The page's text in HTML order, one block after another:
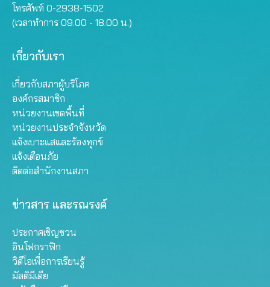
โทรศัพท์ 0-2938-1502
(เวลาทำการ 09.00 - 18.00 น.)
เกี่ยวกับเรา
เกี่ยวกับสภาผู้บริโภค
องค์กรสมาชิก
หน่วยงานเขตพื้นที่
หน่วยงานประจำจังหวัด
แจ้งเบาะแสและร้องทุกข์
แจ้งเตือนภัย
ติดต่อสำนักงานสภา
ข่าวสาร และรณรงค์
ประกาศเชิญชวน
อินโฟกราฟิก
วิดีโอเพื่อการเรียนรู้
มัลติมีเดีย